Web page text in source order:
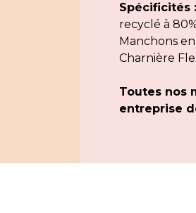
Spécificités :
recyclé à
Manchons
Charnière
Toutes nos
entreprise